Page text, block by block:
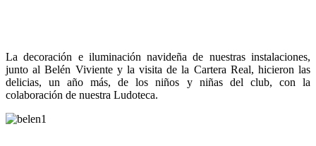
La decoración e iluminación navideña de nuestras instalaciones,
junto al Belén Viviente y la visita de la Cartera Real, hicieron las
delicias, un año más, de los niños y niñas del club, con la
colaboración de nuestra Ludoteca.